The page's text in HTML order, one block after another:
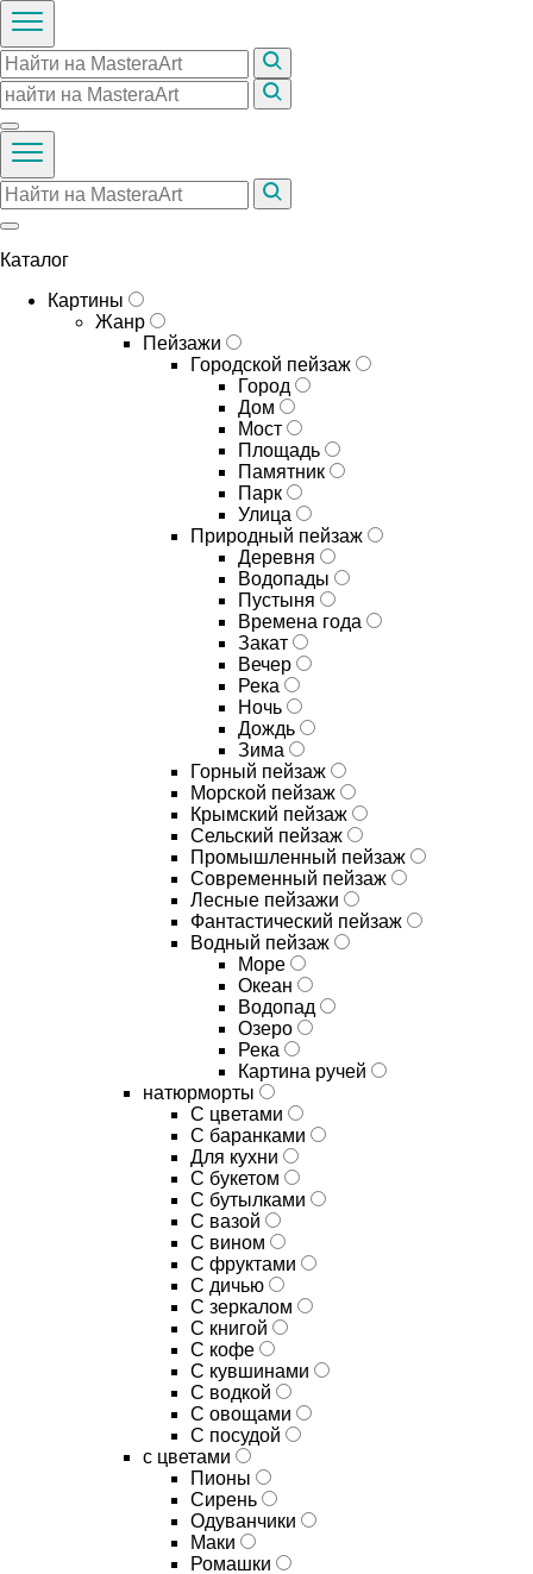
Каталог
Картины
Жанр
Пейзажи
Городской пейзаж
Город
Дом
Мост
Площадь
Памятник
Парк
Улица
Природный пейзаж
Деревня
Водопады
Пустыня
Времена года
Закат
Вечер
Река
Ночь
Дождь
Зима
Горный пейзаж
Морской пейзаж
Крымский пейзаж
Сельский пейзаж
Промышленный пейзаж
Современный пейзаж
Лесные пейзажи
Фантастический пейзаж
Водный пейзаж
Море
Океан
Водопад
Озеро
Река
Картина ручей
натюрморты
С цветами
С баранками
Для кухни
C букетом
C бутылками
C вазой
C вином
C фруктами
C дичью
C зеркалом
C книгой
C кофе
C кувшинами
C водкой
C овощами
C посудой
с цветами
Пионы
Сирень
Одуванчики
Маки
Ромашки